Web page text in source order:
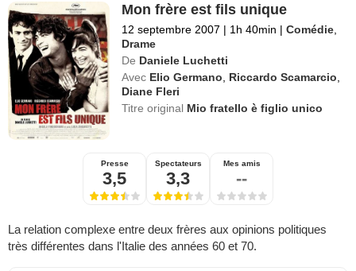
Mon frère est fils unique
12 septembre 2007 | 1h 40min | Comédie
Drame
De Daniele Luchetti
Avec Elio Germano Riccardo Scamarcio
Diane Fleri
Titre original Mio fratello è figlio unico
Presse
3,5
Spectateurs
3,3
Mes amis
--
La relation complexe entre deux frères aux opinions politiques
très différentes dans l'Italie des années 60 et 70.